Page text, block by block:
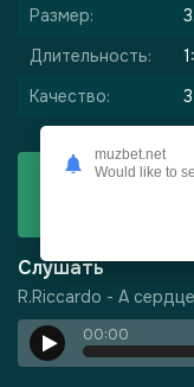
Размер:
Длительность:
Качество:
Скачать
Слушать
R.Riccardo - А
00:00
- Харизма
muzbet.net
Would like to